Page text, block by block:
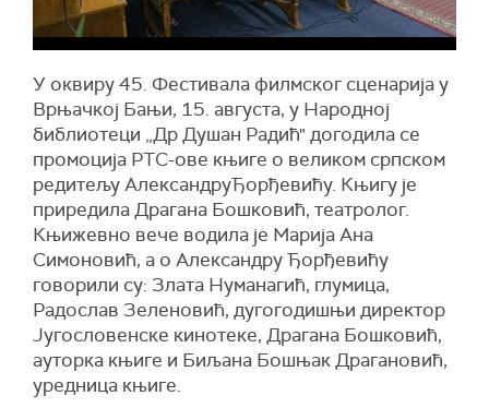
У оквиру 45. Фестивала филмског сценарија у
Врњачкој Бањи, 15. августа, у Народној
библиотеци „Др Душан Радић" догодила се
промоција РТС-ове књиге о великом српском
редитељу АлександруЂорђевићу. Књигу је
приредила Драгана Бошковић, театролог.
Књижевно вече водила је Марија Ана
Симоновић, а о Александру Ђорђевићу
говорили су: Злата Нуманагић, глумица,
Радослав Зеленовић, дугогодишњи директор
Југословенске кинотеке, Драгана Бошковић,
ауторка књиге и Биљана Бошњак Драгановић,
уредница књиге.